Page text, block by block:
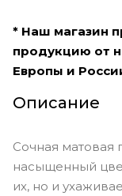
* Наш магазин
продукцию от
Европы и
Описание
Сочная матовая
насыщенный
их, но и